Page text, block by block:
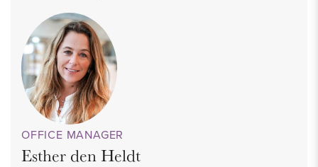
OFFICE MANAGER
Esther den Heldt